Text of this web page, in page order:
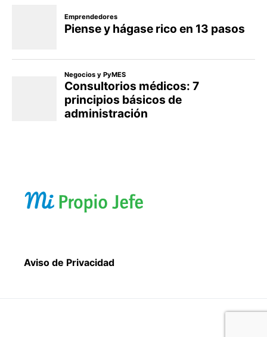
Aviso de Privacidad